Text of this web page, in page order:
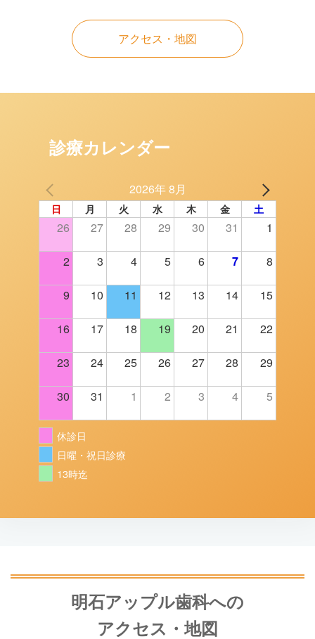
アクセス・地図
診療カレンダー
2026年 8月
日 月 火 水 木 金 土
26 27 28 29 30 31 1
2 3 4 5 6 7 8
9 10 11 12 13 14 15
16 17 18 19 20 21 22
23 24 25 26 27 28 29
30 31 1 2 3 4 5
休診日
日曜・祝日診療
13時迄
明石アップル歯科への
アクセス・地図